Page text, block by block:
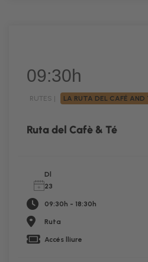
09:30h
RUTES | LA RUTA DEL CAFÉ AND
Ruta del Cafè & Té
Dl
23
09:30h - 18:30h
Ruta
Accés lliure